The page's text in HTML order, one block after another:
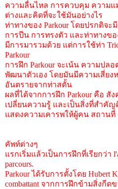
ความลื่นไหล การควบคุม ความแ
ต่างและคิดที่จะใช้มันอย่างไร
ท่าทางของ Parkour โดยปรกติจ
การปีน การทรงตัว และท่าทางข
มีการมารวมด้วย แต่การใช้ท่า
Parkour
การฝึก Parkour จะเน้น ความปล
พัฒนาตัวเอง โดยมันมีความเสี่ยง
อันตรายจากท่าสตั้น
ผลที่ได้จากการฝึก Parkour คือ
เปลี่ยนความรู้ และเป็นสิ่งที่สำคั
แสดงความเคารพให้ผู้คน สถานที่
คัพท์ต่างๆ
แรกเริ่มแล้วเป็นการฝึกที่เรียกว่า
parcours.
Parkour ได้รับการตั้งโดย Hubert
combattant จากการฝึกข้ามสิ่งกีด